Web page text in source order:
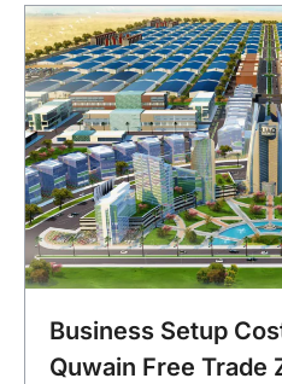
Business Setup
Quwain Free Trade